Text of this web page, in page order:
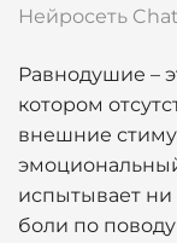
Нейросеть
Равнодушие –
котором
внешние
испытывает ни
боли по